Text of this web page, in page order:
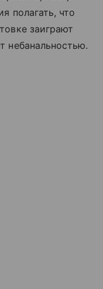
полагать, что
заиграют
небанальностью.